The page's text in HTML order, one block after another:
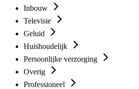
Inbouw
Televisie
Geluid
Huishoudelijk
Persoonlijke verzorging
Overig
Professioneel